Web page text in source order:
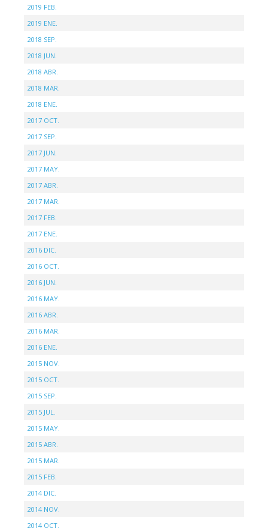
2019 FEB.
2019 ENE.
2018 SEP.
2018 JUN.
2018 ABR.
2018 MAR.
2018 ENE.
2017 OCT.
2017 SEP.
2017 JUN.
2017 MAY.
2017 ABR.
2017 MAR.
2017 FEB.
2017 ENE.
2016 DIC.
2016 OCT.
2016 JUN.
2016 MAY.
2016 ABR.
2016 MAR.
2016 ENE.
2015 NOV.
2015 OCT.
2015 SEP.
2015 JUL.
2015 MAY.
2015 ABR.
2015 MAR.
2015 FEB.
2014 DIC.
2014 NOV.
2014 OCT.